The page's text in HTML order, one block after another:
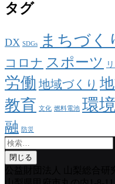
カ
イ
タグ
DX SDGs まちづく
コロナ スポーツ
労働 地域づくり
教育 文化 燃料電池 環
融
防災
検
索:閉じる